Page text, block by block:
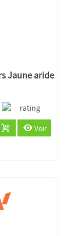
Jaune aride
Voir